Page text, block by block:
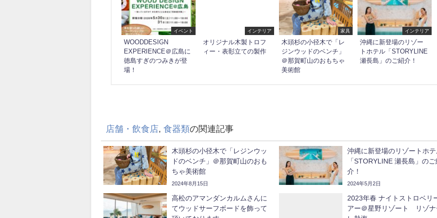
イベント
WOODDESIGN
EXPERIENCE＠広島に
徳島すぎのつみきが登
場！
インテリア
オリジナル木製トロフ
ィー・表彰立ての製作
家具
木頭杉の小径木で「レ
ジンウッドのベンチ」
＠那賀町山のおもちゃ
美術館
インテリア
沖縄に新登場のリゾー
トホテル「STORYLINE
瀬長島」のご紹介！
店舗・飲食店 ,食器類の関連記事
木頭杉の小径木で「レジンウッ
ドのベンチ」＠那賀町山のおも
ちゃ美術館
2024年8月15日
沖縄に新登場のリゾートホ
「STORYLINE 瀬長島」のご
介！
2024年5月2日
高松のアマンダンカルムさんに
てウッドサーフボードを飾って
2023年春 ナイトストロベリ
アー＠星野リゾート リゾナ